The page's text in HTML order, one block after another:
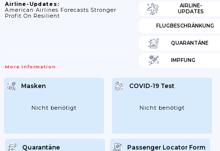
Airline-Updates:
American Airlines Forecasts Stronger
Profit On Resilient
More Information
AIRLINE-
UPDATES
FLUGBESCHRÄNKUNG
QUARANTÄNE
IMPFUNG
Masken
Nicht benötigt
COVID-19 Test
Nicht benötigt
Quarantäne Passenger Locator Form